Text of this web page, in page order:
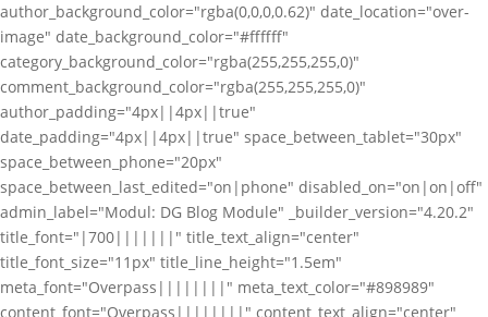
author_background_color="rgba(0,0,0,0.62)" date_location="over-
image" date_background_color="#ffffff"
category_background_color="rgba(255,255,255,0)"
comment_background_color="rgba(255,255,255,0)"
author_padding="4px||4px||true"
date_padding="4px||4px||true" space_between_tablet="30px"
space_between_phone="20px"
space_between_last_edited="on|phone" disabled_on="on|on|off"
admin_label="Modul: DG Blog Module" _builder_version="4.20.2"
title_font="|700|||||||" title_text_align="center"
title_font_size="11px" title_line_height="1.5em"
meta_font="Overpass||||||||" meta_text_color="#898989"
content_font="Overpass||||||||" content_text_align="center"